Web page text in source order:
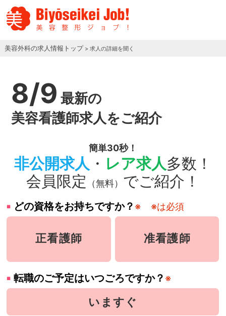
美容外科の求人情報トップ > 求人の詳細を聞く
8/9 最新の
美容看護師求人をご紹介
簡単30秒！
非公開求人 ・ レア求人多数！
会員限定
（無料） でご紹介！
どの資格をお持ちですか？ ※ ※は必須
正看護師 准看護師
転職のご予定はいつごろですか？ ※
いますぐ